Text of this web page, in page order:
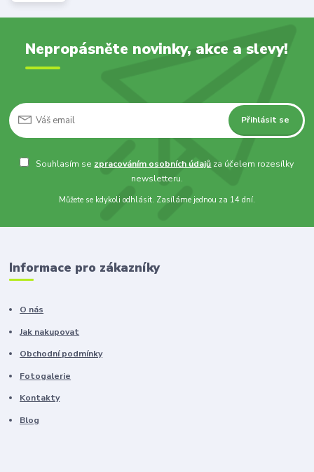
Nepropásněte novinky, akce a slevy!
Přihlásit se
Souhlasím se zpracováním osobních údajů za účelem rozesílky
newsletteru.
Můžete se kdykoli odhlásit. Zasíláme jednou za 14 dní.
Informace pro zákazníky
O nás
Jak nakupovat
Obchodní podmínky
Fotogalerie
Kontakty
Blog